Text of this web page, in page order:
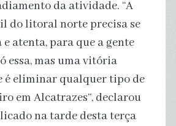
da atividade. “A
do litoral norte precisa se
atenta, para que a gente
essa, mas uma vitória
é eliminar qualquer tipo de
em Alcatrazes”, declarou
na tarde desta terça